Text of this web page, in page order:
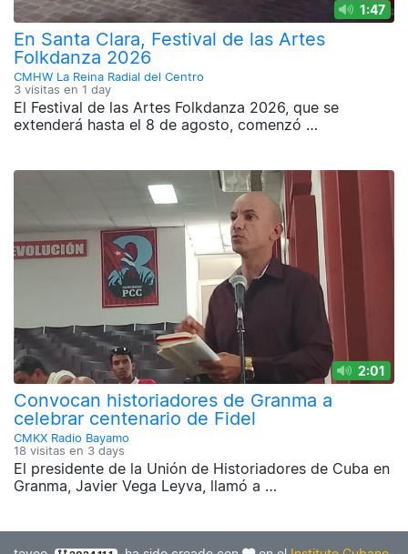
1:47
En Santa Clara, Festival de las Artes
Folkdanza 2026
CMHW La Reina Radial del Centro
3 visitas en 1 day
El Festival de las Artes Folkdanza 2026, que se
extenderá hasta el 8 de agosto, comenzó …
2:01
Convocan historiadores de Granma a
celebrar centenario de Fidel
CMKX Radio Bayamo
18 visitas en 3 days
El presidente de la Unión de Historiadores de Cuba en
Granma, Javier Vega Leyva, llamó a …